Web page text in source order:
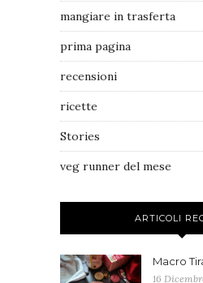
mangiare in trasferta
prima pagina
recensioni
ricette
Stories
veg runner del mese
ARTICOLI
Macro
16